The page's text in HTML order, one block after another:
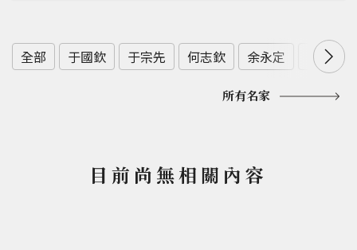
全部 于國欽 于宗先 何志欽 余永定 余範英
所有名家
目前尚無相關內容